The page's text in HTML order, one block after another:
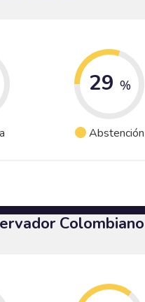
29 %
Abstención
Colombiano